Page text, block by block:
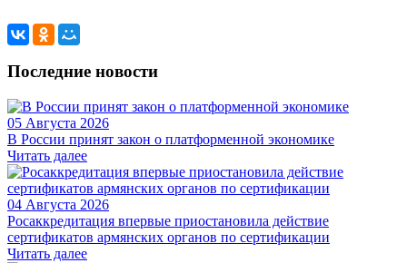
Последние новости
05 Августа 2026
В России принят закон о платформенной экономике
Читать далее
04 Августа 2026
Росаккредитация впервые приостановила действие
сертификатов армянских органов по сертификации
Читать далее